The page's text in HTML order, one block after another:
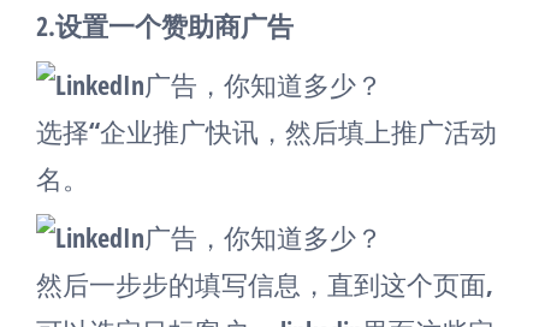
2.设置一个赞助商广告
选择“企业推广快讯，然后填上推广活动
名。
然后一步步的填写信息，直到这个页面,